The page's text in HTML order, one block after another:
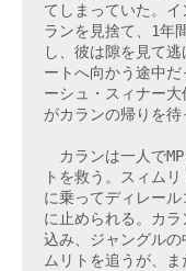
てしまっていた。
ランを見捨て、1年
し、彼は隙を見て
ートへ向かう途中
ーシュ・スィナー大
がカランの帰りを待
カランは一人で
トを救う。スィム
に乗ってディレー
に止められる。カ
込み、ジャングルの
ムリトを追うが、